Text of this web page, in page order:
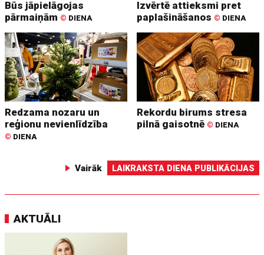
Būs jāpielāgojas
pārmaiņām © DIENA
Izvērtē attieksmi pret
paplašināšanos © DIENA
Redzama nozaru un
reģionu nevienlīdzība
© DIENA
Rekordu birums stresa
pilnā gaisotnē © DIENA
Vairāk LAIKRAKSTA DIENA PUBLIKĀCIJAS
AKTUĀLI